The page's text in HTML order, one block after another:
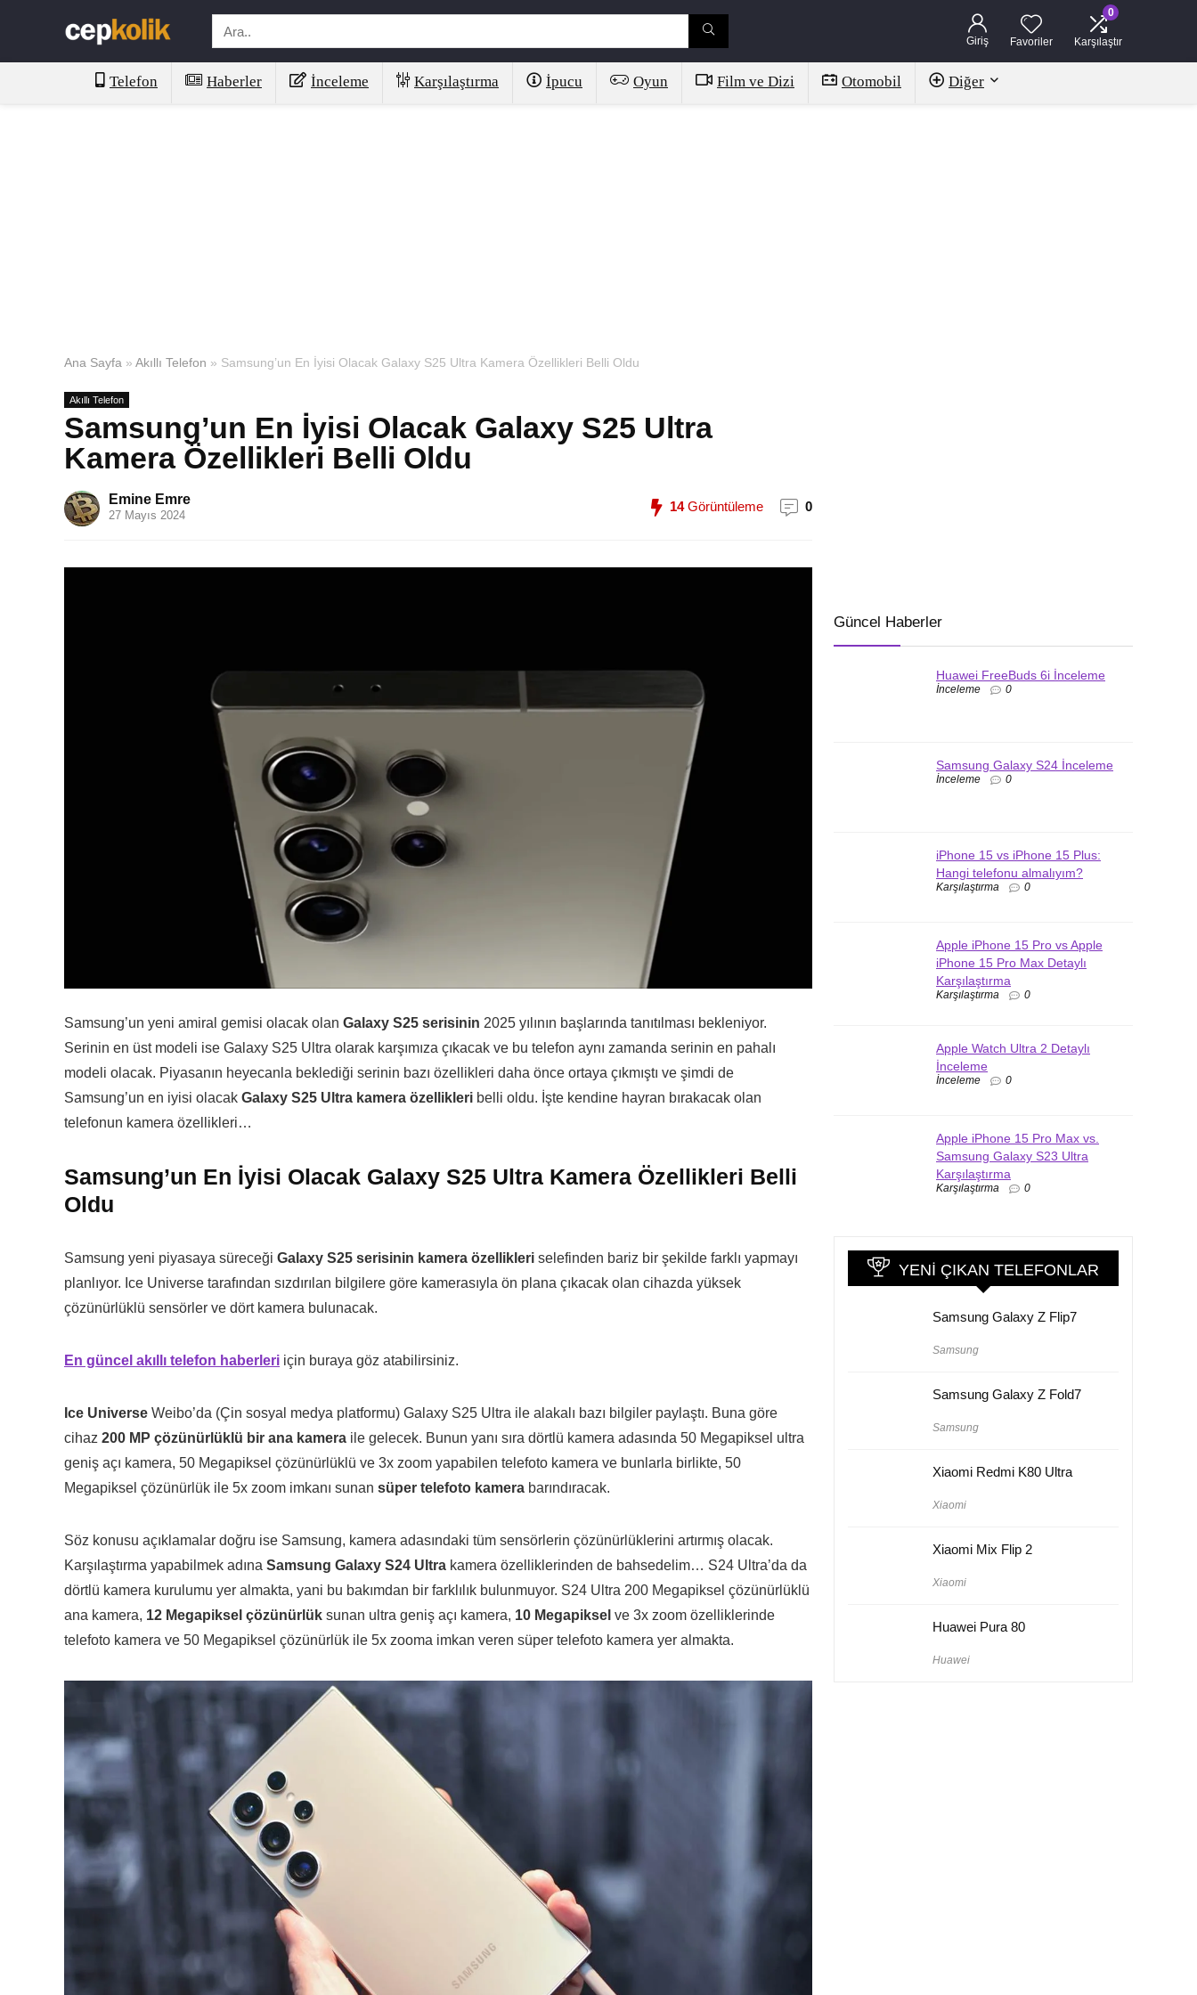
Giriş Favoriler
0
Karşılaştır
Telefon Haberler İnceleme Karşılaştırma İpucu Oyun Film ve Dizi Otomobil Diğer
Ana Sayfa » Akıllı Telefon » Samsung’un En İyisi Olacak Galaxy S25 Ultra Kamera Özellikleri Belli Oldu
Akıllı Telefon
Samsung’un En İyisi Olacak Galaxy S25 Ultra
Kamera Özellikleri Belli Oldu
Emine Emre
27 Mayıs 2024
14Görüntüleme 0
Samsung’un yeni amiral gemisi olacak olan Galaxy S25 serisinin 2025 yılının başlarında tanıtılması bekleniyor.
Serinin en üst modeli ise Galaxy S25 Ultra olarak karşımıza çıkacak ve bu telefon aynı zamanda serinin en pahalı
modeli olacak. Piyasanın heyecanla beklediği serinin bazı özellikleri daha önce ortaya çıkmıştı ve şimdi de
Samsung’un en iyisi olacak Galaxy S25 Ultra kamera özellikleri belli oldu. İşte kendine hayran bırakacak olan
telefonun kamera özellikleri…
Samsung’un En İyisi Olacak Galaxy S25 Ultra Kamera Özellikleri Belli
Oldu
Samsung yeni piyasaya süreceği Galaxy S25 serisinin kamera özellikleri selefinden bariz bir şekilde farklı yapmayı
planlıyor. Ice Universe tarafından sızdırılan bilgilere göre kamerasıyla ön plana çıkacak olan cihazda yüksek
çözünürlüklü sensörler ve dört kamera bulunacak.
En güncel akıllı telefon haberleri için buraya göz atabilirsiniz.
Ice Universe Weibo’da (Çin sosyal medya platformu) Galaxy S25 Ultra ile alakalı bazı bilgiler paylaştı. Buna göre
cihaz 200 MP çözünürlüklü bir ana kamera ile gelecek. Bunun yanı sıra dörtlü kamera adasında 50 Megapiksel ultra
geniş açı kamera, 50 Megapiksel çözünürlüklü ve 3x zoom yapabilen telefoto kamera ve bunlarla birlikte, 50
Megapiksel çözünürlük ile 5x zoom imkanı sunan süper telefoto kamera barındıracak.
Söz konusu açıklamalar doğru ise Samsung, kamera adasındaki tüm sensörlerin çözünürlüklerini artırmış olacak.
Karşılaştırma yapabilmek adına Samsung Galaxy S24 Ultra kamera özelliklerinden de bahsedelim… S24 Ultra’da da
dörtlü kamera kurulumu yer almakta, yani bu bakımdan bir farklılık bulunmuyor. S24 Ultra 200 Megapiksel çözünürlüklü
ana kamera, 12 Megapiksel çözünürlük sunan ultra geniş açı kamera, 10 Megapiksel ve 3x zoom özelliklerinde
telefoto kamera ve 50 Megapiksel çözünürlük ile 5x zooma imkan veren süper telefoto kamera yer almakta.
Güncel Haberler
Huawei FreeBuds 6i İnceleme
İnceleme 0
Samsung Galaxy S24 İnceleme
İnceleme 0
iPhone 15 vs iPhone 15 Plus:
Hangi telefonu almalıyım?
Karşılaştırma 0
Apple iPhone 15 Pro vs Apple
iPhone 15 Pro Max Detaylı
Karşılaştırma
Karşılaştırma 0
Apple Watch Ultra 2 Detaylı
İnceleme
İnceleme 0
Apple iPhone 15 Pro Max vs.
Samsung Galaxy S23 Ultra
Karşılaştırma
Karşılaştırma 0
YENI ÇIKAN TELEFONLAR
Samsung Galaxy Z Flip7
Samsung
Samsung Galaxy Z Fold7
Samsung
Xiaomi Redmi K80 Ultra
Xiaomi
Xiaomi Mix Flip 2
Xiaomi
Huawei Pura 80
Huawei